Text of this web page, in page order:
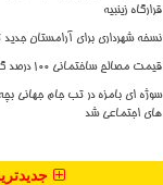
قرارگاه زینبیه
نسخه شهرداری برای آرامستان جدید
قیمت مصالح ساختمانی ۱۰۰ درصد گران گردید
سوژه ای بامزه در تب جام جهانی
های اجتماعی شد